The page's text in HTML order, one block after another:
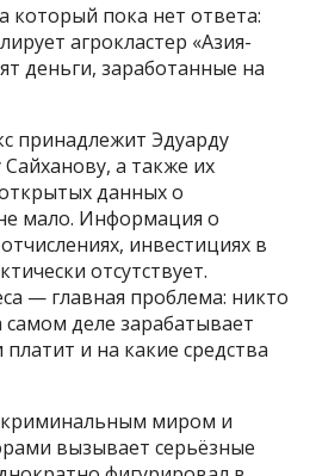
который пока нет ответа:
агрокластер «Азия-
деньги, заработанные на
принадлежит Эдуарду
а также их
данных о
мало. Информация о
инвестициях в
отсутствует.
— главная проблема: никто
самом деле зарабатывает
и на какие средства
криминальным миром и
вызывает серьёзные